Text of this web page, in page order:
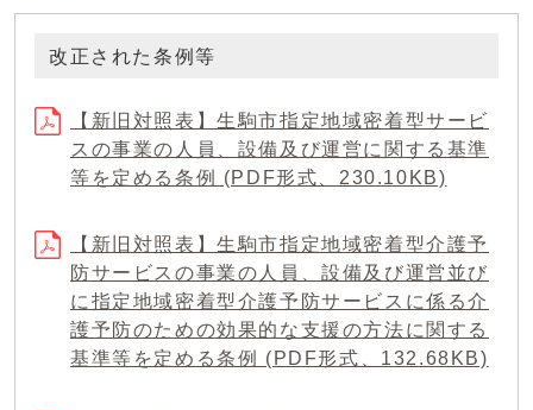
改正された条例等
【新旧対照表】生駒市指定地域密着型サービ
スの事業の人員、設備及び運営に関する基準
等を定める条例 (PDF形式、230.10KB)
【新旧対照表】生駒市指定地域密着型介護予
防サービスの事業の人員、設備及び運営並び
に指定地域密着型介護予防サービスに係る介
護予防のための効果的な支援の方法に関する
基準等を定める条例 (PDF形式、132.68KB)